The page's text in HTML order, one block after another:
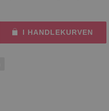
I HANDLEKURVEN